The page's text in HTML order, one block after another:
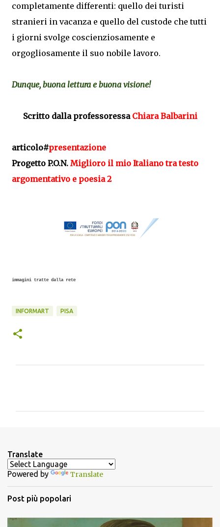
completamente differenti: quello dei turisti
stranieri in vacanza e quello del custode che tutti
i giorni svolge coscienziosamente e
orgogliosamente il suo nobile lavoro.
Dunque, buona lettura e buona visione!
Scritto dalla professoressa Chiara Balbarini
articolo#presentazione
Progetto P.O.N. Miglioro il mio Italiano tra testo
argomentativo e poesia 2
immagini tratte dalla rete
INFORMART PISA
t
i
Translate
Powered by Translate
Post più popolari